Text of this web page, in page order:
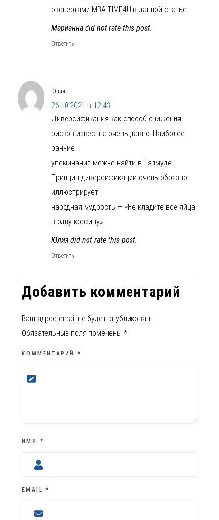
экспертами MBA TIME4U в данной статье.
Марианна did not rate this post.
Ответить
Юлия:
26.10.2021 в 12:43
Диверсификация как способ снижения
рисков известна очень давно. Наиболее
ранние
упоминания можно найти в Талмуде.
Принцип диверсификации очень образно
иллюстрирует
народная мудрость — «Не кладите все яйца
в одну корзину».
Юлия did not rate this post.
Ответить
Добавить комментарий
Ваш адрес email не будет опубликован.
Обязательные поля помечены *
КОММЕНТАРИЙ *
ИМЯ *
EMAIL*